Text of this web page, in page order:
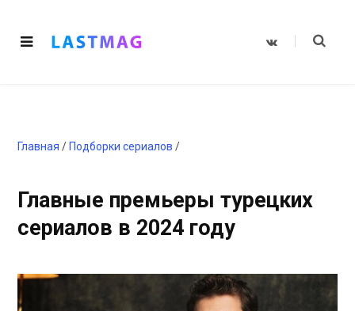
V
Главная / Подборки сериалов /
Главные премьеры турецких
сериалов в 2024 году